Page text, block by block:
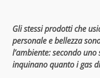
Gli stessi prodotti che
personale e bellezza
l’ambiente: secondo
inquinano quanto i gas